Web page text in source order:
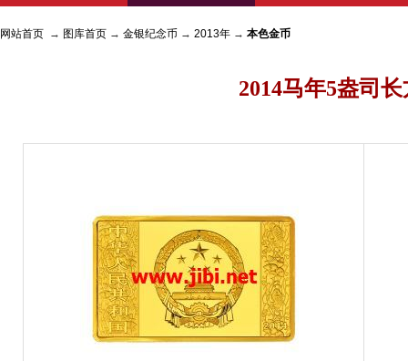
网站首页 → 图库首页 → 金银纪念币 → 2013年 → 本色金币
2014马年5盎司